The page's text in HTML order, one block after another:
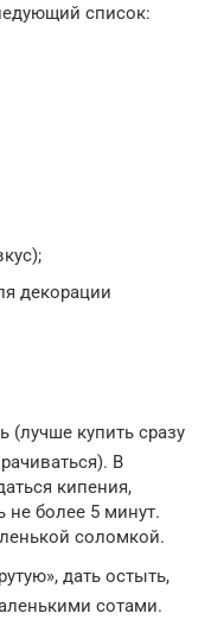
список:
декорации
(лучше купить сразу
В
кипения,
не более 5 минут.
соломкой.
дать остыть,
сотами.